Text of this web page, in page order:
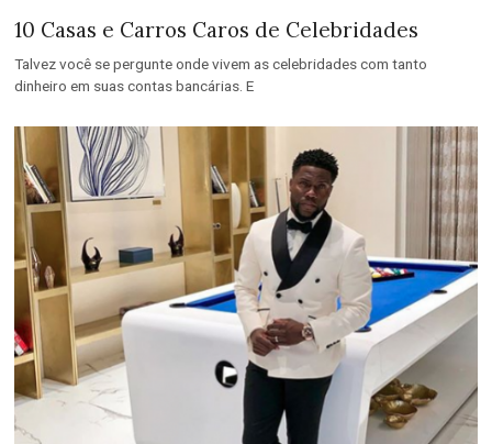
10 Casas e Carros Caros de Celebridades
Talvez você se pergunte onde vivem as celebridades com tanto
dinheiro em suas contas bancárias. E